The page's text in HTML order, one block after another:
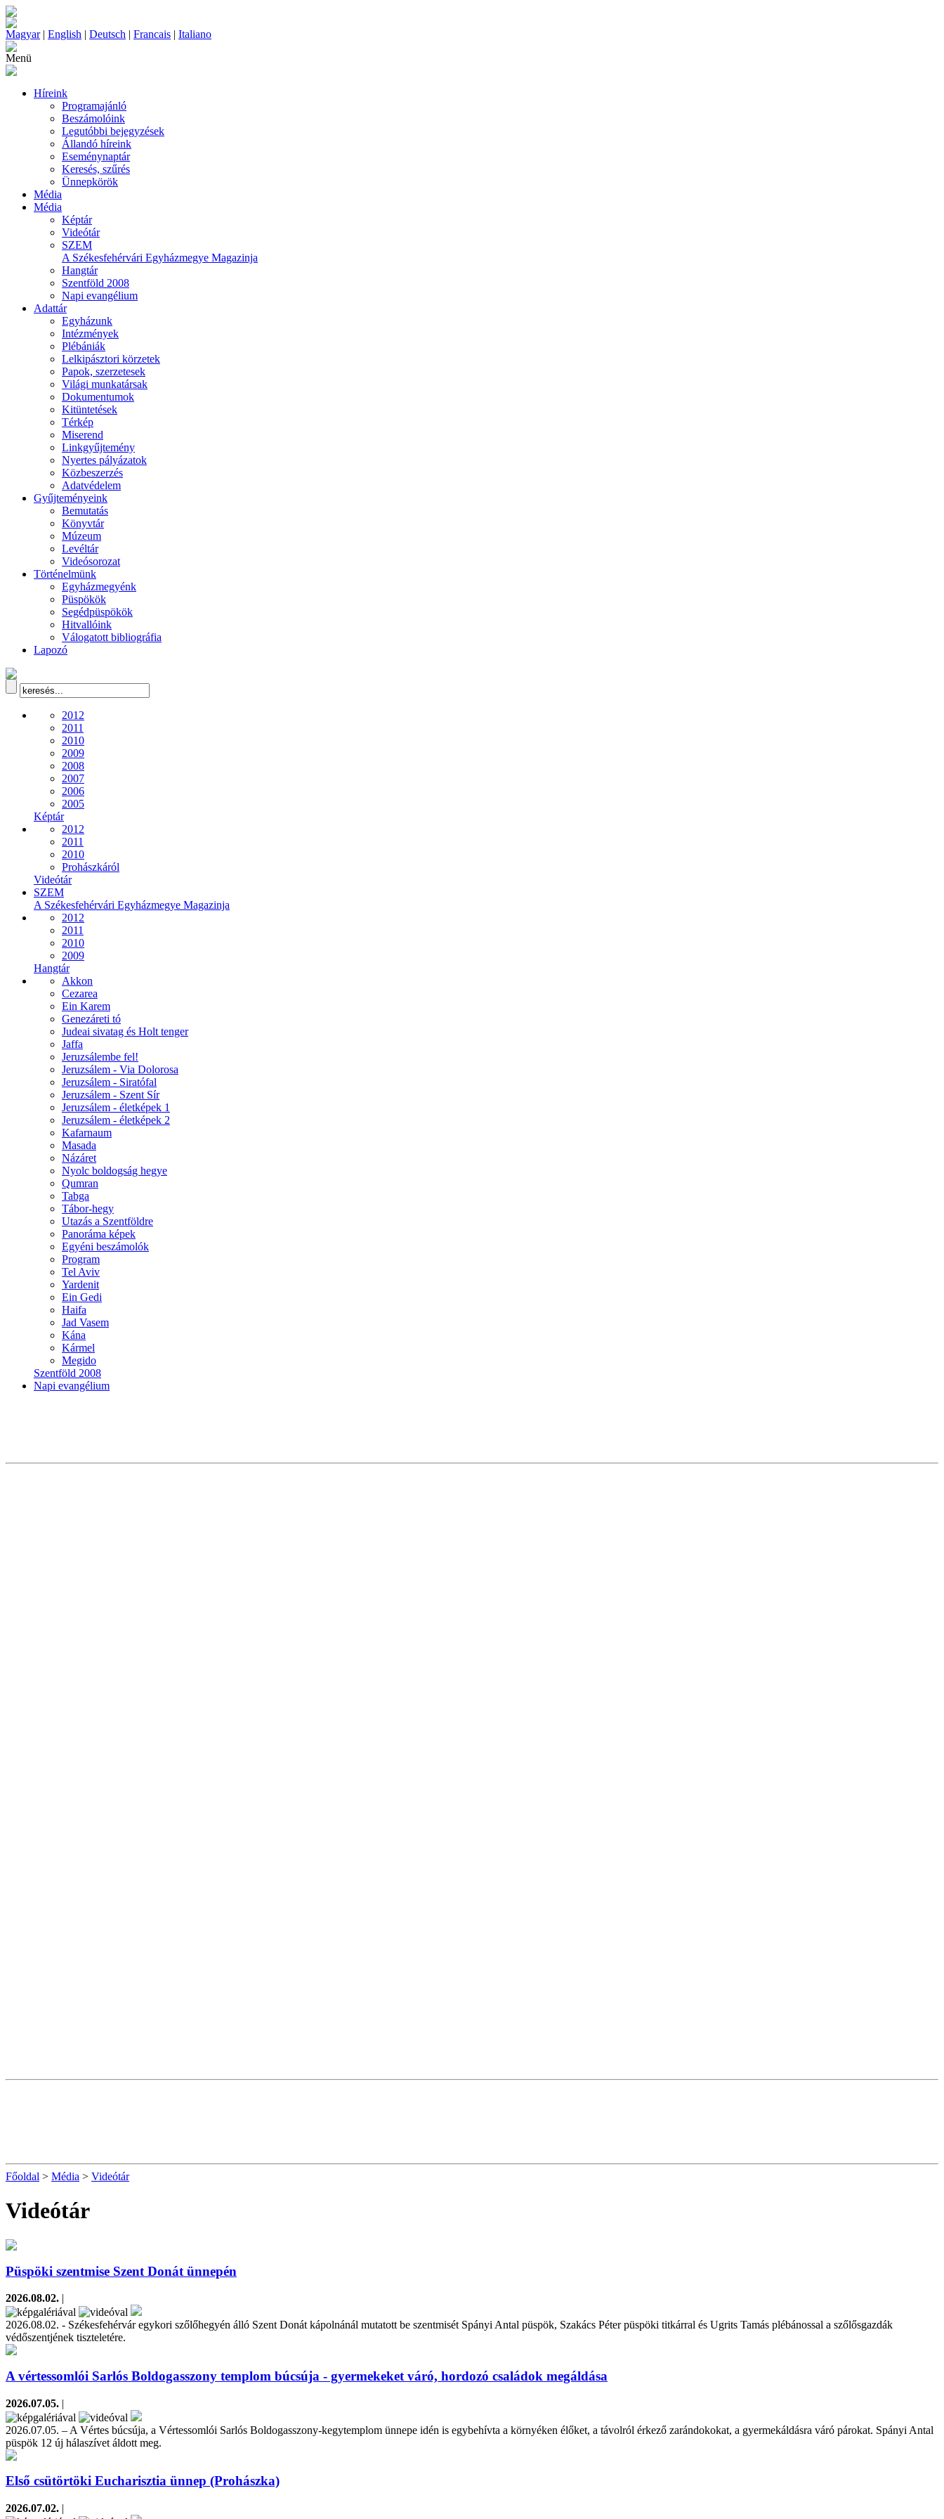
Magyar| English | Deutsch | Francais | Italiano
Menü
Híreink
Programajánló
Beszámolóink
Legutóbbi bejegyzések
Állandó híreink
Eseménynaptár
Keresés, szűrés
Ünnepkörök
Média
Média
Képtár
Videótár
SZEM
A Székesfehérvári Egyházmegye Magazinja
Hangtár
Szentföld 2008
Napi evangélium
Adattár
Egyházunk
Intézmények
Plébániák
Lelkipásztori körzetek
Papok, szerzetesek
Világi munkatársak
Dokumentumok
Kitüntetések
Térkép
Miserend
Linkgyűjtemény
Nyertes pályázatok
Közbeszerzés
Adatvédelem
Gyűjteményeink
Bemutatás
Könyvtár
Múzeum
Levéltár
Videósorozat
Történelmünk
Egyházmegyénk
Püspökök
Segédpüspökök
Hitvallóink
Válogatott bibliográfia
Lapozó
2012
2011
2010
2009
2008
2007
2006
2005
Képtár
2012
2011
2010
Prohászkáról
Videótár
SZEM
A Székesfehérvári Egyházmegye Magazinja
2012
2011
2010
2009
Hangtár
Akkon
Cezarea
Ein Karem
Genezáreti tó
Judeai sivatag és Holt tenger
Jaffa
Jeruzsálembe fel!
Jeruzsálem - Via Dolorosa
Jeruzsálem - Siratófal
Jeruzsálem - Szent Sír
Jeruzsálem - életképek 1
Jeruzsálem - életképek 2
Kafarnaum
Masada
Názáret
Nyolc boldogság hegye
Qumran
Tabga
Tábor-hegy
Utazás a Szentföldre
Panoráma képek
Egyéni beszámolók
Program
Tel Aviv
Yardenit
Ein Gedi
Haifa
Jad Vasem
Kána
Kármel
Megido
Szentföld 2008
Napi evangélium
Főoldal > Média > Videótár
Videótár
Püspöki szentmise Szent Donát ünnepén
2026.08.02. |
2026.08.02. - Székesfehérvár egykori szőlőhegyén álló Szent Donát kápolnánál mutatott be szentmisét Spányi Antal püspök, Szakács Péter püspöki titkárral és Ugrits Tamás plébánossal a szőlősgazdák
védőszentjének tiszteletére.
A vértessomlói Sarlós Boldogasszony templom búcsúja - gyermekeket váró, hordozó családok megáldása
2026.07.05. |
2026.07.05. – A Vértes búcsúja, a Vértessomlói Sarlós Boldogasszony-kegytemplom ünnepe idén is egybehívta a környéken élőket, a távolról érkező zarándokokat, a gyermekáldásra váró párokat. Spányi Antal
püspök 12 új hálaszívet áldott meg.
Első csütörtöki Eucharisztia ünnep (Prohászka)
2026.07.02. |